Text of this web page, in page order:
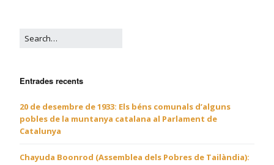
Entrades recents
20 de desembre de 1933: Els béns comunals d’alguns
pobles de la muntanya catalana al Parlament de
Catalunya
Chayuda Boonrod (Assemblea dels Pobres de Tailàndia):